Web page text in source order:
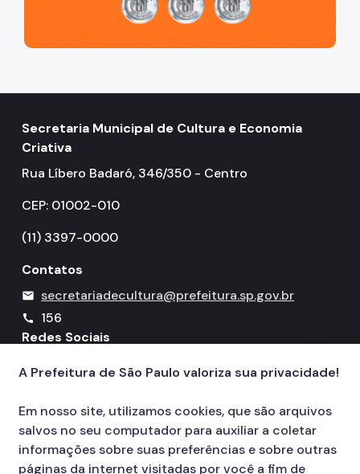
Secretaria Municipal de Cultura e Economia
Criativa
Rua Líbero Badaró, 346/350 - Centro
CEP: 01002-010
(11) 3397-0000
Contatos
mail secretariadecultura@prefeitura.sp.gov.br
call
156
Redes Sociais
Icone do YouTube
Icone do X
Icone do Instagram
Icone do Facebook
Icone do Flickr
A Prefeitura de São Paulo valoriza sua privacidade!
Em nosso site, utilizamos cookies, que são arquivos
salvos no seu computador para auxiliar a coletar
informações sobre suas preferências e sobre outras
páginas da internet visitadas por você a fim de